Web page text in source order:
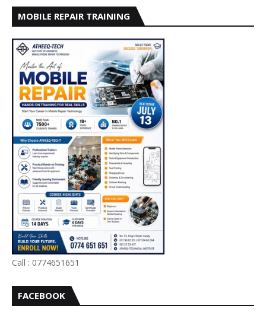
MOBILE REPAIR TRAINING
Call : 0774651651
FACEBOOK